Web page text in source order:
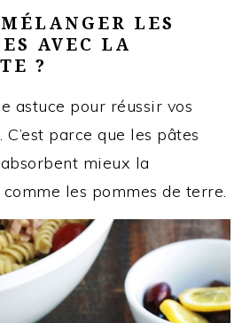
LES
AVEC LA
?
astuce pour réussir vos
parce que les pâtes
mieux la
comme les pommes de terre.